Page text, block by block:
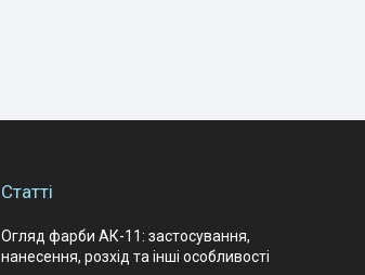
Статті
Огляд фарби АК-11: застосування,
нанесення, розхід та інші особливості